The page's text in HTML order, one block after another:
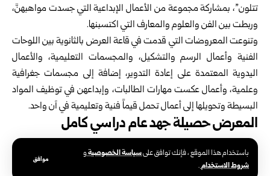
باستخدام هذا الموقع ، فإنك توافق علىسياسة الخصوصيةو
شروط الاستخدام.
موافق
تتلون”، بمشاركة مجموعة من الأعمال الإبداعية التي جسدت مواهبهنَّ،
وربطت بين الفن والعلوم والمعارف التي اكتسبنها.
وتنوعت المعروضات التي قدمت في قاعة العرض بالثانوية بين اللوحات
الفنية وأعمال الرسم والتشكيل، والمجسمات التعليمية، والأعمال
اليدوية المعتمدة على إعادة التدوير، إضافة إلى مجسمات جغرافية
وعلمية، وأعمال عكست مهارات الطالبات، وإبداعهن في توظيف المواد
البسيطة وتحويلها إلى أعمال تحمل قيماً فنية وتعليمية في آن واحد.
المعرض حصيلة جهد عام دراسي كامل
وأكدت مديرة التربية والتعليم بحمص ملك السباعي في تصريح لمراسل
سانا، أن المعرض يمثل حصيلة جهد عام دراسي كامل، أبدعت فيه